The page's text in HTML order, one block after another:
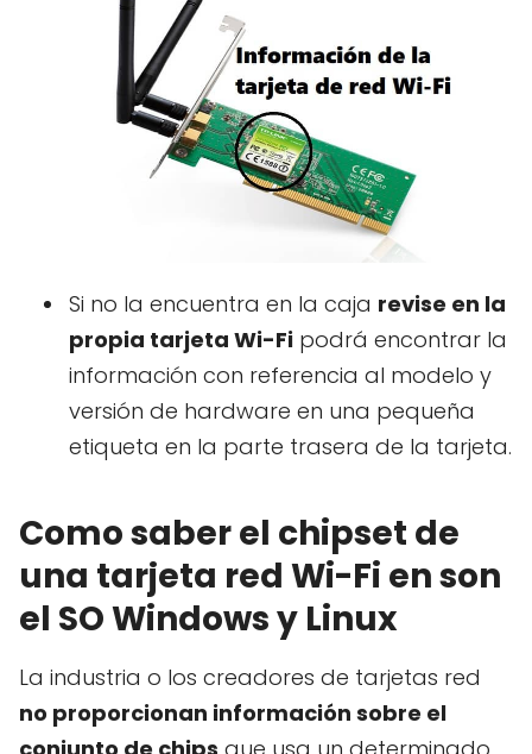
Si no la encuentra en la caja revise en la
propia tarjeta Wi-Fi podrá encontrar la
información con referencia al modelo y
versión de hardware en una pequeña
etiqueta en la parte trasera de la tarjeta.
Como saber el chipset de
una tarjeta red Wi-Fi en son
el SO Windows y Linux
La industria o los creadores de tarjetas red
no proporcionan información sobre el